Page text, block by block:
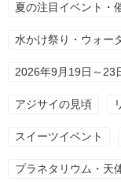
夏の注目イベント・
水かけ祭り・ウォー
2026年9月19日～23
アジサイの見頃
スイーツイベント
プラネタリウム・天